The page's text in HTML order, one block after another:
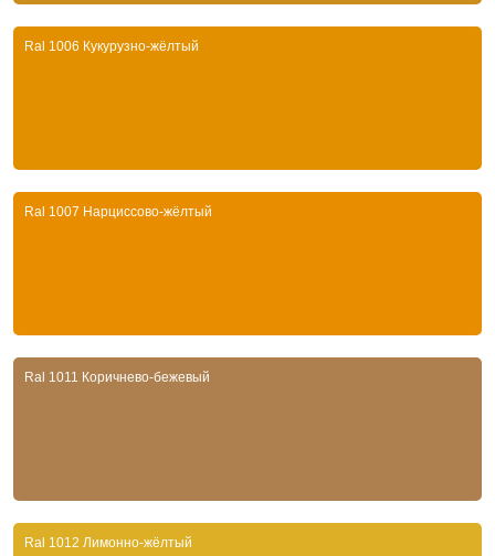
Ral 1006 Кукурузно-жёлтый
Ral 1007 Нарциссово-жёлтый
Ral 1011 Коричнево-бежевый
Ral 1012 Лимонно-жёлтый